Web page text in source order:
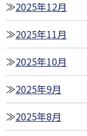
2025年12月
2025年11月
2025年10月
2025年9月
2025年8月